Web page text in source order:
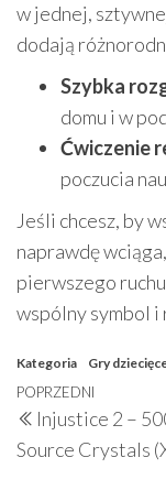
w jednej,
dodają
Szybka
domu i w
Ćwiczenie
poczucia
Jeśli chcesz, by
naprawdę
pierwszego
wspólny symbol i
Kategoria Gry
Nawigacja
wpisu
Poprzedni
wpis
POPRZEDNI
Injustice 2 –
Source Crystals